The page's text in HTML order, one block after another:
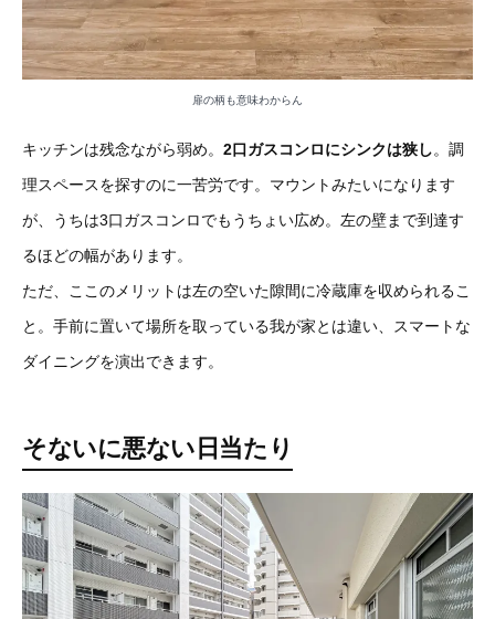
扉の柄も意味わからん
キッチンは残念ながら弱め。 2口ガスコンロにシンクは狭し。調
理スペースを探すのに一苦労です。マウントみたいになります
が、うちは3口ガスコンロでもうちょい広め。左の壁まで到達す
るほどの幅があります。
ただ、ここのメリットは左の空いた隙間に冷蔵庫を収められるこ
と。手前に置いて場所を取っている我が家とは違い、スマートな
ダイニングを演出できます。
そないに悪ない日当たり